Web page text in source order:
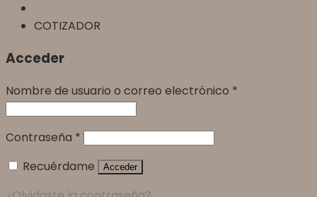
COTIZADOR
Acceder
Nombre de usuario o correo electrónico *
Contraseña *
Recuérdame
Acceder